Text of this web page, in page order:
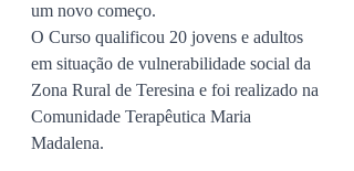
um novo começo.
O Curso qualificou 20 jovens e adultos
em situação de vulnerabilidade social da
Zona Rural de Teresina e foi realizado na
Comunidade Terapêutica Maria
Madalena.